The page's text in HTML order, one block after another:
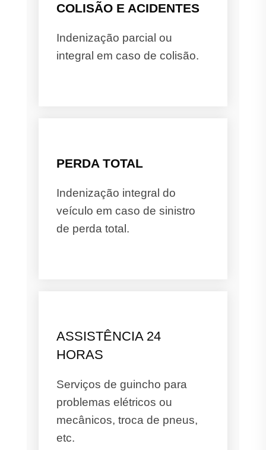
COLISÃO E ACIDENTES
Indenização parcial ou
integral em caso de colisão.
PERDA TOTAL
Indenização integral do
veículo em caso de sinistro
de perda total.
ASSISTÊNCIA 24
HORAS
Serviços de guincho para
problemas elétricos ou
mecânicos, troca de pneus,
etc.